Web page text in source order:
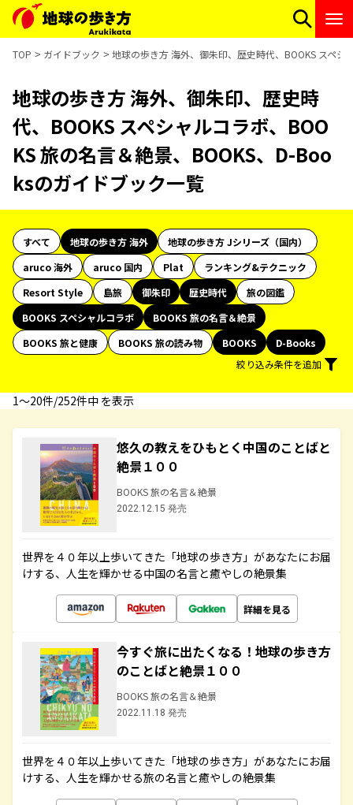
TOP ガイドブック 地球の歩き方 海外、御朱印、歴史時代、BOOKS スペ
地球の歩き方 海外、御朱印、歴史時
代、BOOKS スペシャルコラボ、BOO
KS 旅の名言＆絶景、BOOKS、D-Boo
ksのガイドブック一覧
すべて 地球の歩き方 海外
地球の歩き方 Jシリーズ（国内）
aruco 海外
aruco 国内 Plat
ランキング&テクニック
Resort Style
島旅 御朱印 歴史時代
旅の図鑑
BOOKS スペシャルコラボ
BOOKS 旅の名言＆絶景
BOOKS 旅と健康
BOOKS 旅の読み物 BOOKS
D-Books
絞り込み条件を追加
1〜20件/252件中 を表示
悠久の教えをひもとく中国のことばと
絶景１００
BOOKS 旅の名言＆絶景
2022.12.15 発売
世界を４０年以上歩いてきた「地球の歩き方」があなたにお届
けする、人生を輝かせる中国の名言と癒やしの絶景集
詳細を見る
今すぐ旅に出たくなる！地球の歩き方
のことばと絶景１００
BOOKS 旅の名言＆絶景
2022.11.18 発売
世界を４０年以上歩いてきた「地球の歩き方」があなたにお届
けする、人生を輝かせる旅の名言と癒やしの絶景集